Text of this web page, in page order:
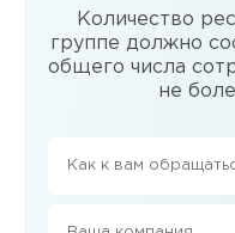
Количество
группе должно
общего числа
не